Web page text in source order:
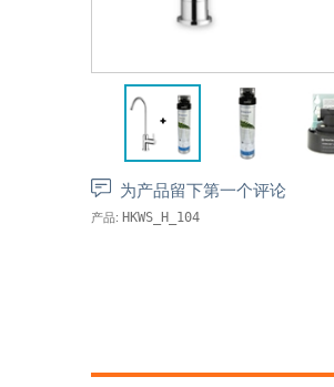
为产品留下第一个评论
产品: HKWS_H_104